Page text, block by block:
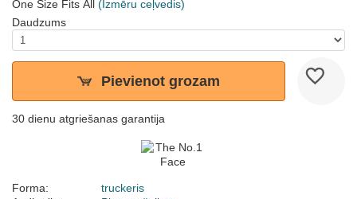
One Size Fits All (Izmēru ceļvedis)
Daudzums
Pievienot grozam
30 dienu atgriešanas garantija
Forma:
truckeris